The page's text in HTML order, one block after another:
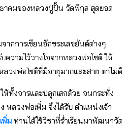
าคมของหลวงปู่ปั้น วัดพิกุล สุดยอด
ากการเขียนอักขระเลขยันต์ต่างๆ
ความไว้วางใจจากหลวงพ่อโชติ ให้
วงพ่อโชติที่มีอายุมากและสาย ตาไม่ดี
ทั้งจารและปลุกเสกด้วย จนกระทั่ง
ลวงพ่อเพิ่ม จึงได้รับ ตำแหน่งเจ้า
พิ่ม ท่านได้ใช้วิชาที่ร่ำเรียนมาพัฒนาวัด